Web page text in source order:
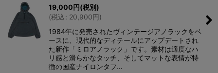
19,000 円(税別)
(税込: 20,900 円 )
1984年に発売されたヴィンテージアノラックをベ
ースに、現代的なディテールにアップデートされ
た新作「ミロアノラック」です。素材は適度なハ
リ感と滑らかなタッチ、そしてマットな表情が特
徴の国産ナイロンタフ…